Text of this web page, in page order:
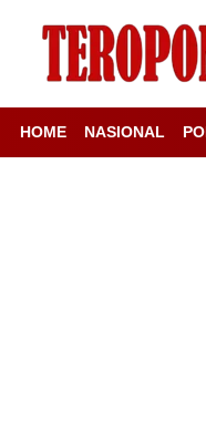
HOME NASIONAL